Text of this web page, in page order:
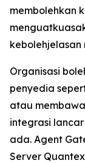
membolehkan
kebolehjelasan
Organisasi
penyedia
atau
integrasi
ada. Agent
Server